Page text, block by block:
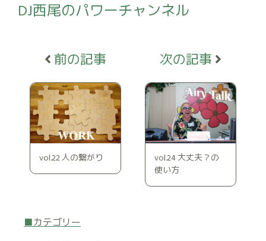
DJ西尾のパワーチャンネル
vol.22 人の繋がり
vol.24 大丈夫？の
使い方
カテゴリー